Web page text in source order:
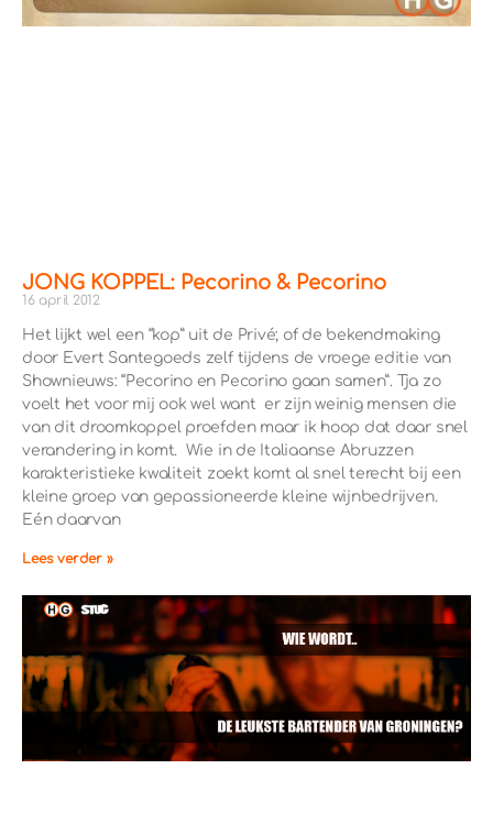
JONG KOPPEL: Pecorino & Pecorino
16 april 2012
Het lijkt wel een “kop” uit de Privé; of de bekendmaking
door Evert Santegoeds zelf tijdens de vroege editie van
Shownieuws: “Pecorino en Pecorino gaan samen”. Tja zo
voelt het voor mij ook wel want er zijn weinig mensen die
van dit droomkoppel proefden maar ik hoop dat daar snel
verandering in komt. Wie in de Italiaanse Abruzzen
karakteristieke kwaliteit zoekt komt al snel terecht bij een
kleine groep van gepassioneerde kleine wijnbedrijven.
Eén daarvan
Lees verder »